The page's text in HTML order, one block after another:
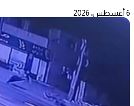
6 أغسطس، 2026